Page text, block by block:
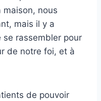
maison, nous
mais il y a
se rassembler pour
de notre foi, et à
de pouvoir